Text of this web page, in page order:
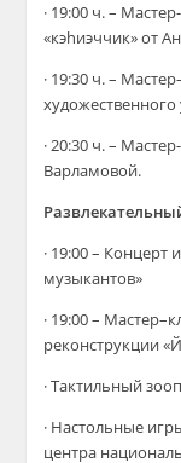
· 19:00 ч. –
«кэhиэччик» от
· 19:30 ч. –
· 20:30 ч. –
Варламовой.
· 19:00 –
музыкантов»
· 19:00 –
реконструкции
· Тактильный
· Настольные
центра